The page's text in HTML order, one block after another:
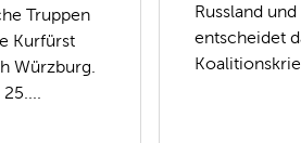
Truppen
Kurfürst
Würzburg.
Russland
entscheidet